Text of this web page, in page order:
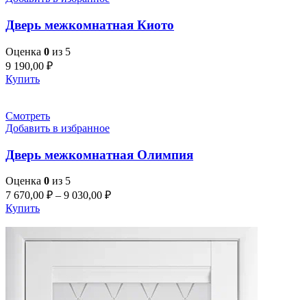
Дверь межкомнатная Киото
Оценка 0 из 5
9 190,00 ₽
Купить
Смотреть
Добавить в избранное
Дверь межкомнатная Олимпия
Оценка 0 из 5
7 670,00 ₽ – 9 030,00 ₽
Купить